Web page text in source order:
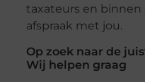
taxateurs en
afspraak met jou.
Op zoek naar de
Wij helpen graag